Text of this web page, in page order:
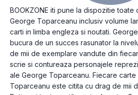
BOOKZONE iti pune la dispozitie
George Toparceanu inclusiv volume
carti in limba engleza si noutati.
bucura de un succes rasunator la
de mii de exemplare vandute din
scrie si contureaza personajele
ale George Toparceanu. Fiecare
Toparceanu este citita cu drag de mii